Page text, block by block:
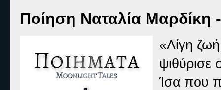
Ποίηση Ναταλία Μαρδίκη
«Λίγη
ψιθύρισε
Ίσα που